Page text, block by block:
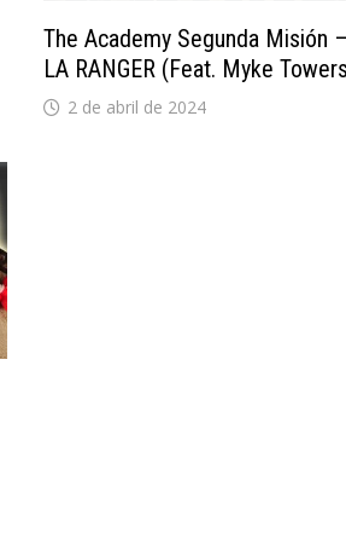
The Academy Segunda Misión
LA RANGER (feat. Myke
2 de abril de 2024